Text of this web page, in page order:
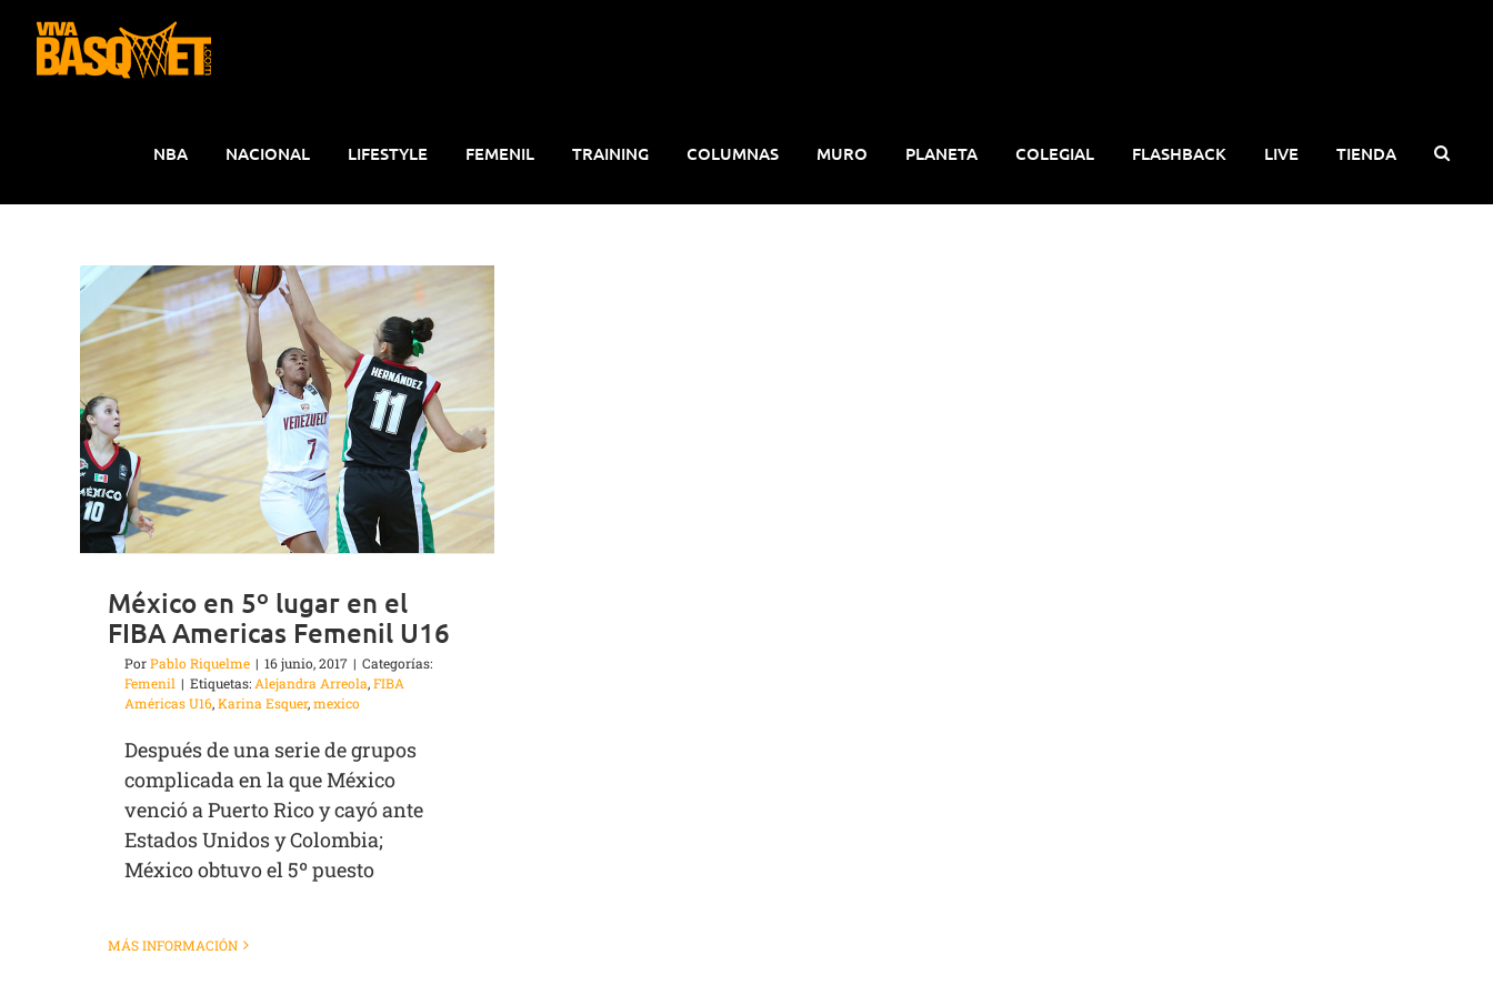
contenido
NBA NACIONAL LIFESTYLE FEMENIL TRAINING COLUMNAS MURO PLANETA COLEGIAL FLASHBACK LIVE TIENDA
México en 5º lugar en el
FIBA Americas Femenil U16
PorPablo Riquelme | 16 junio, 2017 | Categorías:
Femenil | Etiquetas:Alejandra Arreola,FIBA
Américas U16,Karina Esquer,mexico
Después de una serie de grupos
complicada en la que México
venció a Puerto Rico y cayó ante
Estados Unidos y Colombia;
México obtuvo el 5º puesto
MÁS INFORMACIÓN